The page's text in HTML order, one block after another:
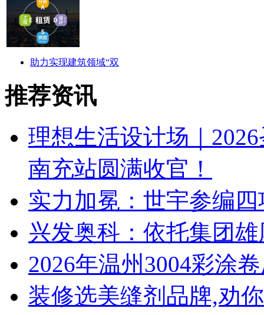
助力实现建筑领域“双
推荐资讯
理想生活设计场｜
南充站圆满收官！
实力加冕：世宇参编
兴发奥科：依托集团
2026年温州3004彩涂
装修选美缝剂品牌,劝